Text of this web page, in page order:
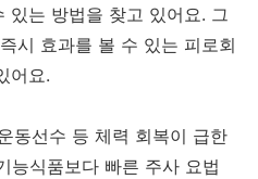
있는 방법을 찾고 있어요. 그
시 효과를 볼 수 있는 피로회
어요.
동선수 등 체력 회복이 급한
능식품보다 빠른 주사 요법